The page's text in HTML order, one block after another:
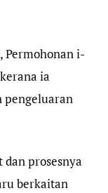
Permohonan i-
ia
pengeluaran
prosesnya
berkaitan